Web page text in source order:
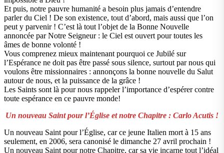
Et puis, notre pauvre humanité a besoin plus jamais d’entendre
parler du Ciel ! De son existence, tout d’abord, mais aussi que l’on
peut y parvenir ! C’est là tout l’objet de la Bonne Nouvelle
annoncée par Notre Seigneur : le Ciel est ouvert pour toutes les
âmes de bonne volonté !
Vous comprenez mieux maintenant pourquoi ce Jubilé sur
l’Espérance ne doit pas être passé sous silence, surtout par nous qui
voulons être missionnaires : annonçons la bonne nouvelle du Salut
autour de nous, et la puissance de la grâce !
Les Saints sont là pour nous rappeler l’importance d’espérer contre
toute espérance en ce pauvre monde!
Un nouveau Saint pour l’Église et notre Chapitre : Carlo Acutis !
Un nouveau Saint pour l’Église, car ce jeune Italien mort à 15 ans
seulement, en 2006, sera canonisé le dimanche 27 avril prochain !
Un nouveau Saint pour notre Chapitre, car sa vie incarne tout l’idéal